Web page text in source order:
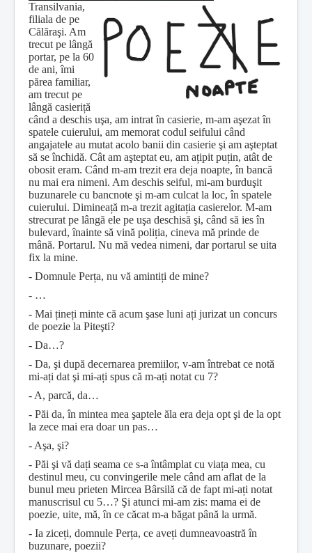
Transilvania,
filiala de pe
Călăraşi. Am
trecut pe lângă
portar, pe la 60
de ani, îmi
părea familiar,
am trecut pe
lângă casieriță
când a deschis uşa, am intrat în casierie, m-am aşezat în
spatele cuierului, am memorat codul seifului când
angajatele au mutat acolo banii din casierie şi am aşteptat
să se închidă. Cât am aşteptat eu, am ațipit puțin, atât de
obosit eram. Când m-am trezit era deja noapte, în bancă
nu mai era nimeni. Am deschis seiful, mi-am burduşit
buzunarele cu bancnote şi m-am culcat la loc, în spatele
cuierului. Dimineață m-a trezit agitația casierelor. M-am
strecurat pe lângă ele pe uşa deschisă şi, când să ies în
bulevard, înainte să vină poliția, cineva mă prinde de
mână. Portarul. Nu mă vedea nimeni, dar portarul se uita
fix la mine.
- Domnule Perța, nu vă amintiți de mine?
- …
- Mai țineți minte că acum şase luni ați jurizat un concurs
de poezie la Piteşti?
- Da…?
- Da, şi după decernarea premiilor, v-am întrebat ce notă
mi-ați dat şi mi-ați spus că m-ați notat cu 7?
- A, parcă, da…
- Păi da, în mintea mea şaptele ăla era deja opt şi de la opt
la zece mai era doar un pas…
- Aşa, şi?
- Păi şi vă dați seama ce s-a întâmplat cu viața mea, cu
destinul meu, cu convingerile mele când am aflat de la
bunul meu prieten Mircea Bârsilă că de fapt mi-ați notat
manuscrisul cu 5…? Şi atunci mi-am zis: mama ei de
poezie, uite, mă, în ce căcat m-a băgat până la urmă.
- Ia ziceți, domnule Perța, ce aveți dumneavoastră în
buzunare, poezii?